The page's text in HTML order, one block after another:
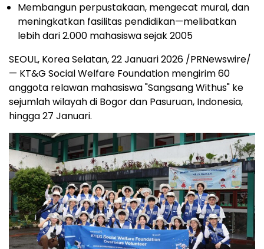
Membangun perpustakaan, mengecat mural, dan
meningkatkan fasilitas pendidikan—melibatkan
lebih dari 2.000 mahasiswa sejak 2005
SEOUL, Korea Selatan, 22 Januari 2026 /PRNewswire/
— KT&G Social Welfare Foundation mengirim 60
anggota relawan mahasiswa "Sangsang Withus" ke
sejumlah wilayah di Bogor dan Pasuruan, Indonesia,
hingga 27 Januari.